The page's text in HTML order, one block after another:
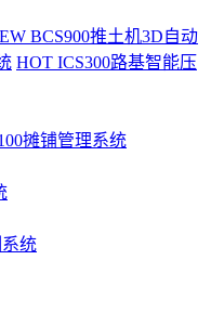
BCS900推土机3D自动
HOT ICS300路基智能压
摊铺管理系统
系统